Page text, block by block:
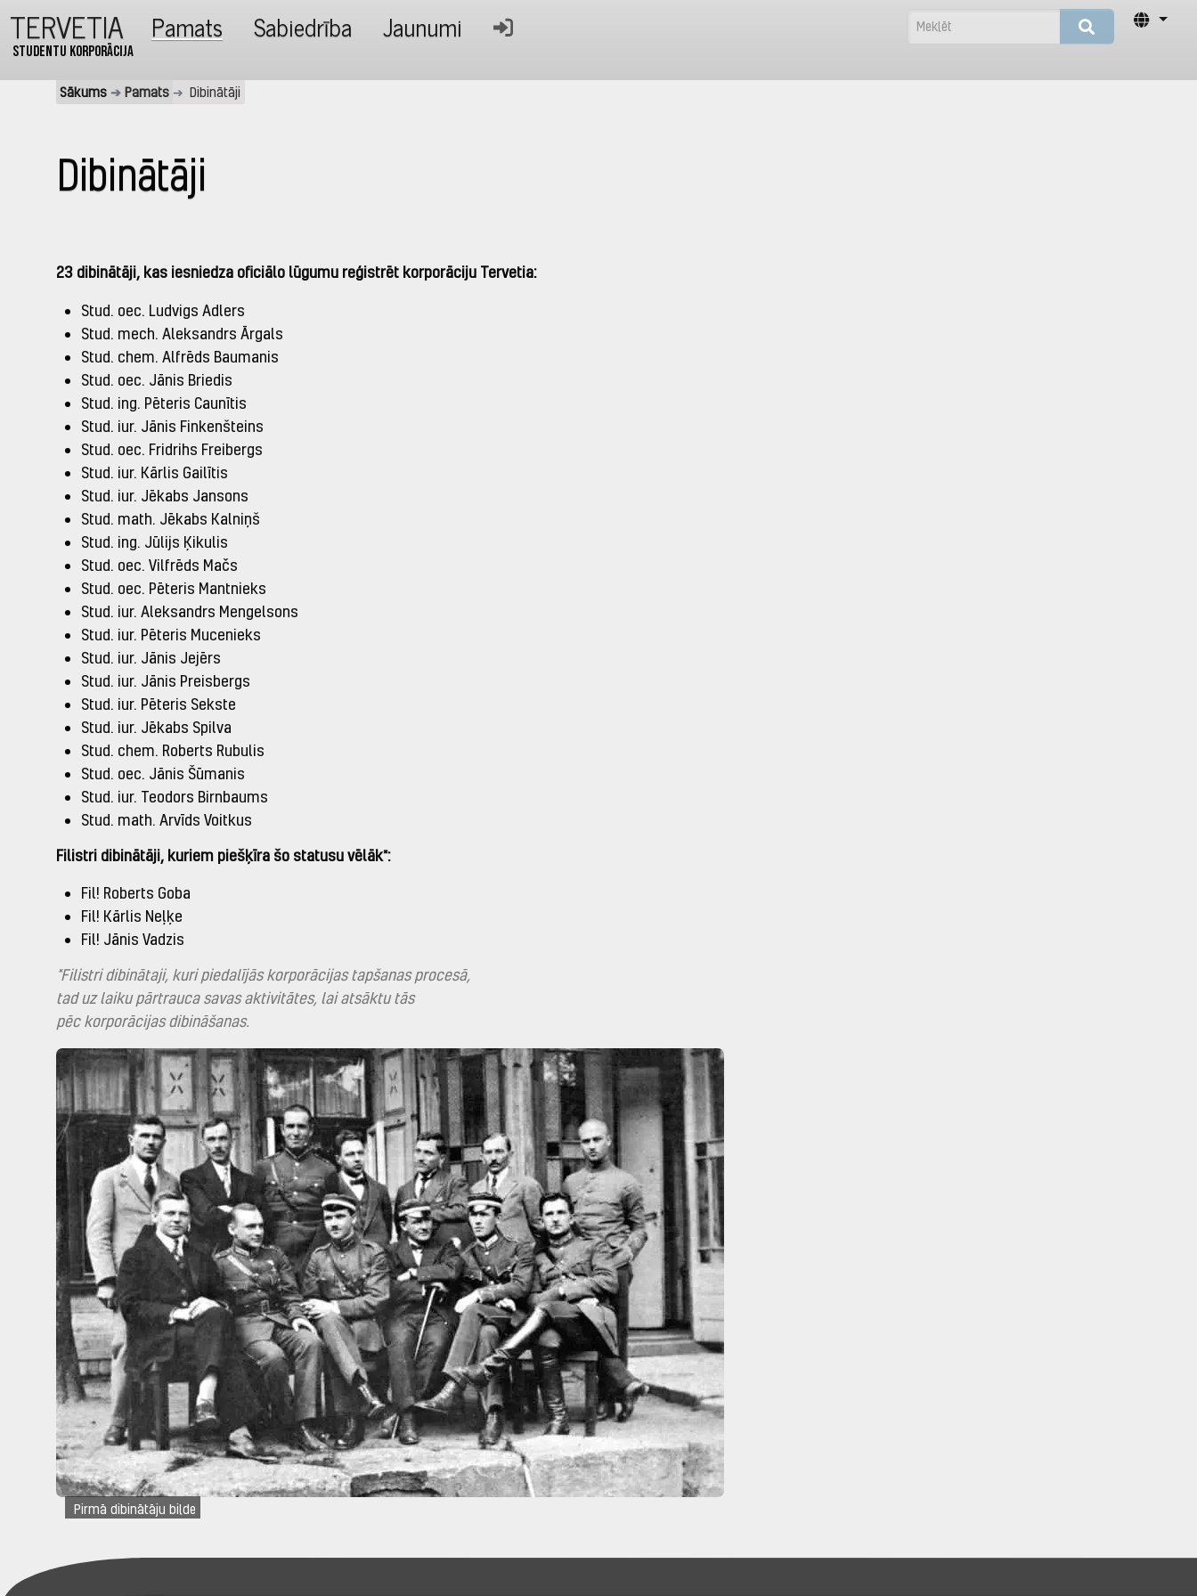
Studentu korporācija
TERVETIA Pamats Sabiedrība Jaunumi
Sākums Pamats Dibinātāji
Dibinātāji
23 dibinātāji, kas iesniedza oficiālo lūgumu reģistrēt korporāciju Tervetia:
Stud. oec. Ludvigs Adlers
Stud. mech. Aleksandrs Ārgals
Stud. chem. Alfrēds Baumanis
Stud. oec. Jānis Briedis
Stud. ing. Pēteris Caunītis
Stud. iur. Jānis Finkenšteins
Stud. oec. Fridrihs Freibergs
Stud. iur. Kārlis Gailītis
Stud. iur. Jēkabs Jansons
Stud. math. Jēkabs Kalniņš
Stud. ing. Jūlijs Ķikulis
Stud. oec. Vilfrēds Mačs
Stud. oec. Pēteris Mantnieks
Stud. iur. Aleksandrs Mengelsons
Stud. iur. Pēteris Mucenieks
Stud. iur. Jānis Jejērs
Stud. iur. Jānis Preisbergs
Stud. iur. Pēteris Sekste
Stud. iur. Jēkabs Spilva
Stud. chem. Roberts Rubulis
Stud. oec. Jānis Šūmanis
Stud. iur. Teodors Birnbaums
Stud. math. Arvīds Voitkus
Filistri dibinātāji, kuriem piešķīra šo statusu vēlāk*:
Fil! Roberts Goba
Fil! Kārlis Neļķe
Fil! Jānis Vadzis
*Filistri dibinātaji, kuri piedalījās korporācijas tapšanas procesā,
tad uz laiku pārtrauca savas aktivitātes, lai atsāktu tās
pēc korporācijas dibināšanas.
Pirmā dibinātāju bilde